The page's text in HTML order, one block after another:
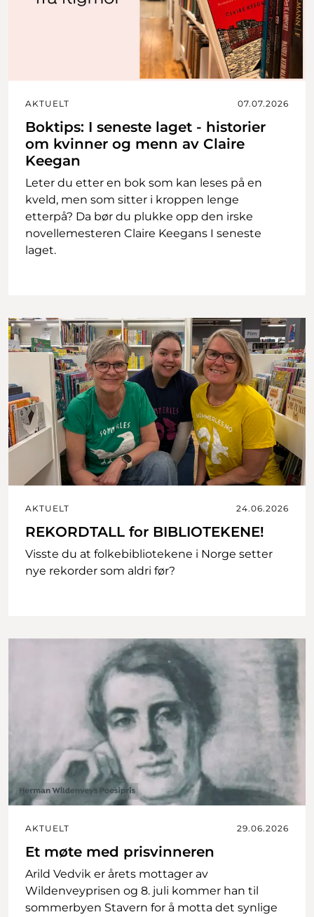
AKTUELT 07.07.2026
Boktips: I seneste laget - historier
om kvinner og menn av Claire
Keegan
Leter du etter en bok som kan leses på en
kveld, men som sitter i kroppen lenge
etterpå? Da bør du plukke opp den irske
novellemesteren Claire Keegans I seneste
laget.
AKTUELT 24.06.2026
REKORDTALL for BIBLIOTEKENE!
Visste du at folkebibliotekene i Norge setter
nye rekorder som aldri før?
AKTUELT 29.06.2026
Et møte med prisvinneren
Arild Vedvik er årets mottager av
Wildenveyprisen og 8. juli kommer han til
sommerbyen Stavern for å motta det synlige